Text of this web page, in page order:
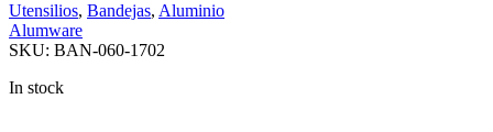
Utensilios, Bandejas, Aluminio
Alumware
SKU: BAN-060-1702
In stock